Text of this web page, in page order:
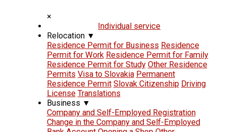
×
Individual service
Relocation ▼
Residence Permit for Business Residence
Permit for Work Residence Permit for Family
Residence Permit for Study Other Residence
Permits Visa to Slovakia Permanent
Residence Permit Slovak Citizenship Driving
License Translations
Business ▼
Company and Self-Employed Registration
Change in the Company and Self-Employed